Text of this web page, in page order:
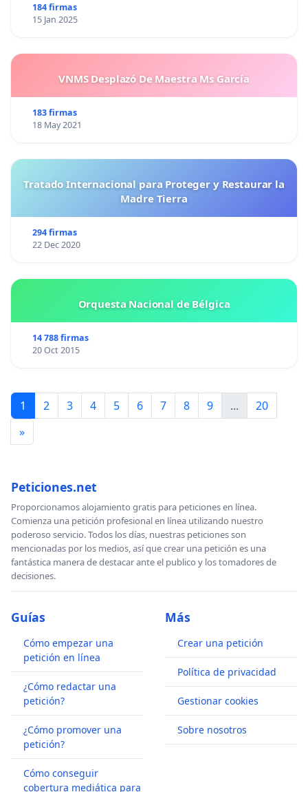
184 firmas
15 Jan 2025
VNMS Desplazó De Maestra Ms García
183 firmas
18 May 2021
Tratado Internacional para Proteger y Restaurar la
Madre Tierra
294 firmas
22 Dec 2020
Orquesta Nacional de Bélgica
14 788 firmas
20 Oct 2015
1 2 3 4 5 6 7 8 9 ...
20
»
Peticiones.net
Proporcionamos alojamiento gratis para peticiones en línea.
Comienza una petición profesional en línea utilizando nuestro
poderoso servicio. Todos los días, nuestras peticiones son
mencionadas por los medios, así que crear una petición es una
fantástica manera de destacar ante el publico y los tomadores de
decisiones.
Guías
Cómo empezar una
petición en línea
¿Cómo redactar una
petición?
¿Cómo promover una
petición?
Cómo conseguir
cobertura mediática para
Más
Crear una petición
Política de privacidad
Gestionar cookies
Sobre nosotros